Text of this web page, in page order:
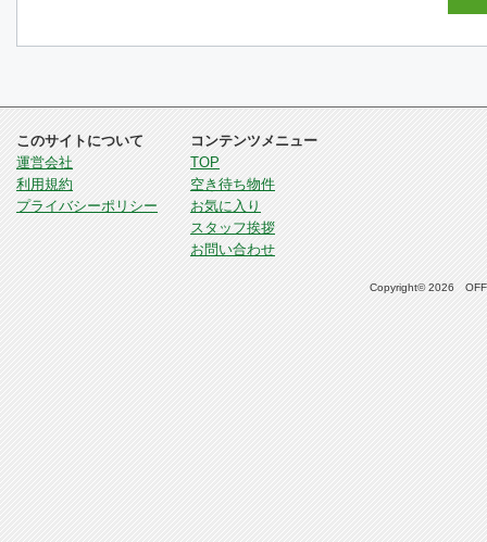
このサイトについて
運営会社
利用規約
プライバシーポリシー
コンテンツメニュー
TOP
空き待ち物件
お気に入り
スタッフ挨拶
お問い合わせ
Copyright© 2026